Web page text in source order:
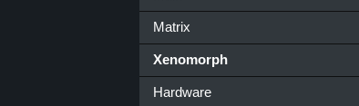
Matrix
Xenomorph
Hardware